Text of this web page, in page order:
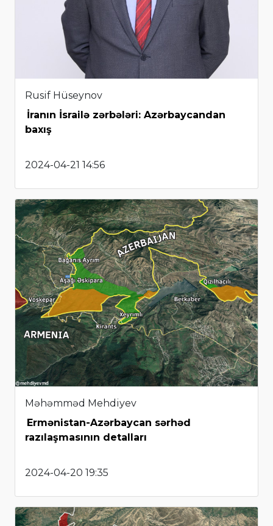
Rusif Hüseynov
İranın İsrailə zərbələri: Azərbaycandan
baxış
2024-04-21 14:56
Məhəmməd Mehdiyev
Ermənistan-Azərbaycan sərhəd
razılaşmasının detalları
2024-04-20 19:35